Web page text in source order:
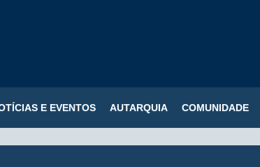
E EVENTOS AUTARQUIA COMUNIDADE